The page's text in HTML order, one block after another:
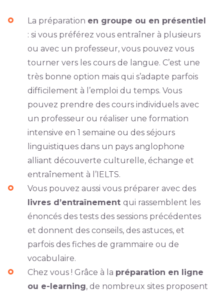
La préparation en groupe ou en présentiel
: si vous préférez vous entraîner à plusieurs
ou avec un professeur, vous pouvez vous
tourner vers les cours de langue. C’est une
très bonne option mais qui s’adapte parfois
difficilement à l’emploi du temps. Vous
pouvez prendre des cours individuels avec
un professeur ou réaliser une formation
intensive en 1 semaine ou des séjours
linguistiques dans un pays anglophone
alliant découverte culturelle, échange et
entraînement à l’IELTS.
Vous pouvez aussi vous préparer avec des
livres d’entraînement qui rassemblent les
énoncés des tests des sessions précédentes
et donnent des conseils, des astuces, et
parfois des fiches de grammaire ou de
vocabulaire.
Chez vous ! Grâce à la préparation en ligne
ou e-learning, de nombreux sites proposent